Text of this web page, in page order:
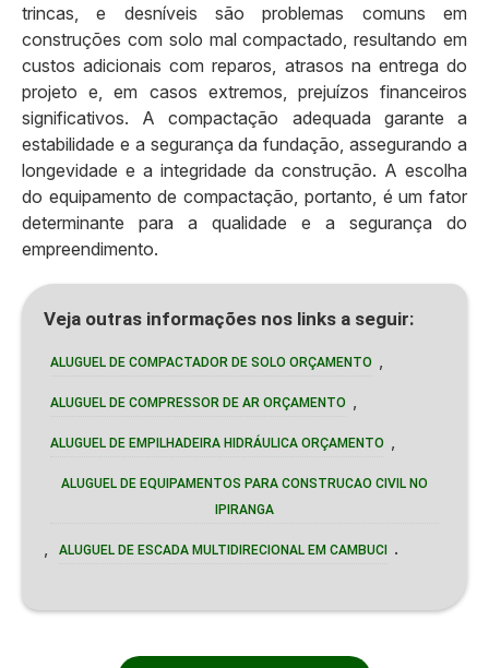
trincas, e desníveis são problemas comuns em
construções com solo mal compactado, resultando em
custos adicionais com reparos, atrasos na entrega do
projeto e, em casos extremos, prejuízos financeiros
significativos. A compactação adequada garante a
estabilidade e a segurança da fundação, assegurando a
longevidade e a integridade da construção. A escolha
do equipamento de compactação, portanto, é um fator
determinante para a qualidade e a segurança do
empreendimento.
Veja outras informações nos links a seguir:
ALUGUEL DE COMPACTADOR DE SOLO ORÇAMENTO
ALUGUEL DE COMPRESSOR DE AR ORÇAMENTO
ALUGUEL DE EMPILHADEIRA HIDRÁULICA ORÇAMENTO
ALUGUEL DE EQUIPAMENTOS PARA CONSTRUCAO CIVIL NO
IPIRANGA
ALUGUEL DE ESCADA MULTIDIRECIONAL EM CAMBUCI .